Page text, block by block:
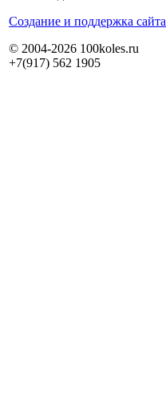
Cоздание и поддержка сайта
© 2004-2026 100koles.ru
+7(917) 562 1905